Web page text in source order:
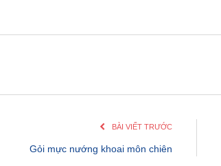
BÀI VIẾT TRƯỚC
Gỏi mực nướng khoai môn chiên